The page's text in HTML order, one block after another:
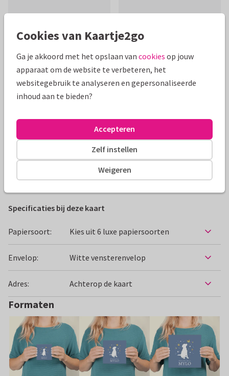
Productinformatie
Sierlijke kaart om iemand een steuntje in de rug te geven die
achtergrondkleur is aanpasbaar.
Alle kaarten zijn helemaal naar wens aan te passen
Condoleancekaarten Chiwowy
Specificaties bij deze kaart
Papiersoort: Kies uit 6 luxe papiersoorten
Envelop: Witte vensterenvelop
Adres: Achterop de kaart
Formaten
Cookies van Kaartje2go
Ga je akkoord met het opslaan van cookies op jouw
apparaat om de website te verbeteren, het
websitegebruik te analyseren en gepersonaliseerde
inhoud aan te bieden?
Weigeren
Zelf instellen
Accepteren